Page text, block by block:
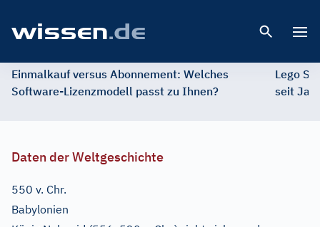
Einmalkauf versus Abonnement: Welches
Software-Lizenzmodell passt zu Ihnen?
Lego
seit
Daten der Weltgeschichte
550 v. Chr.
Babylonien